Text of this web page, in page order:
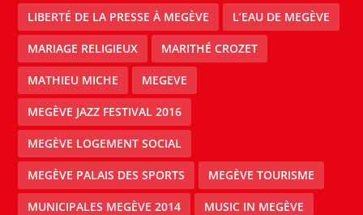
LIBERTÉ DE LA PRESSE À MEGÈVE L’EAU DE MEGÈVE
MARIAGE RELIGIEUX MARITHÉ CROZET
MATHIEU MICHE MEGEVE
MEGÈVE JAZZ FESTIVAL 2016
MEGÈVE LOGEMENT SOCIAL
MEGÈVE PALAIS DES SPORTS MEGÈVE TOURISME
MUNICIPALES MEGÈVE 2014 MUSIC IN MEGÈVE